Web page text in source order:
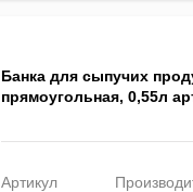
Банка для сыпучих
прямоугольная, 0,55л
Артикул